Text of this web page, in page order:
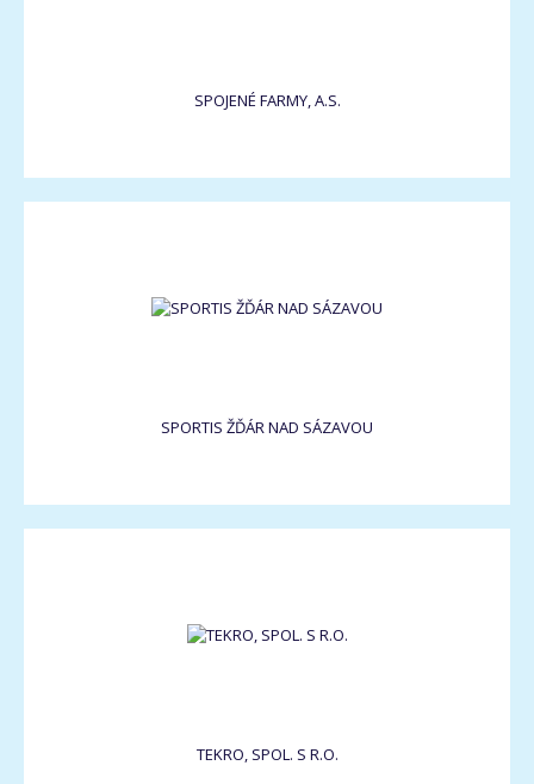
SPOJENÉ FARMY, A.S.
SPORTIS ŽĎÁR NAD SÁZAVOU
TEKRO, SPOL. S R.O.